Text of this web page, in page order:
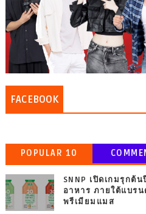
FACEBOOK
POPULAR 10
SNNP เปิดเกมรุก
อาหาร ภายใต้แบรน
พรีเมียมแมส